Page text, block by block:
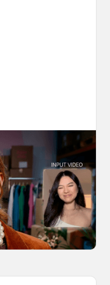
Create with
create using
from